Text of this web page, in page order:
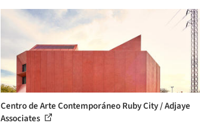
Centro de Arte Contemporáneo Ruby City / Adjaye
Associates